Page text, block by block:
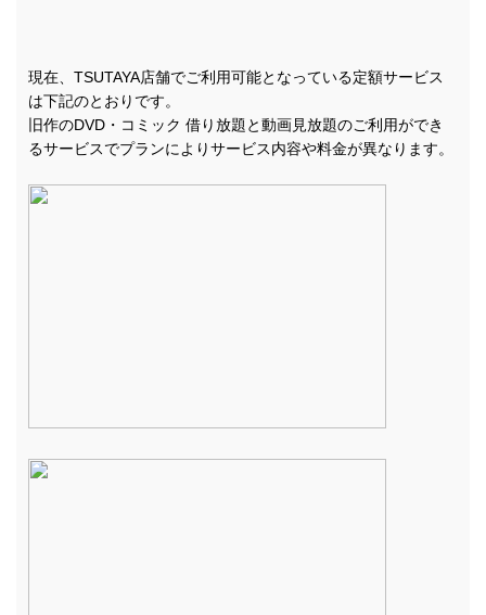
現在、TSUTAYA店舗でご利用可能となっている定額サービス
は下記のとおりです。
旧作のDVD・コミック 借り放題と動画見放題のご利用ができ
るサービスでプランによりサービス内容や料金が異なります。